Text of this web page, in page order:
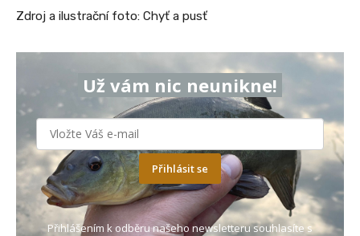
Zdroj a ilustrační foto: Chyť a pusť
Už vám nic neunikne!
Přihlásit se
Přihlášením k odběru našeho newsletteru souhlasíte s